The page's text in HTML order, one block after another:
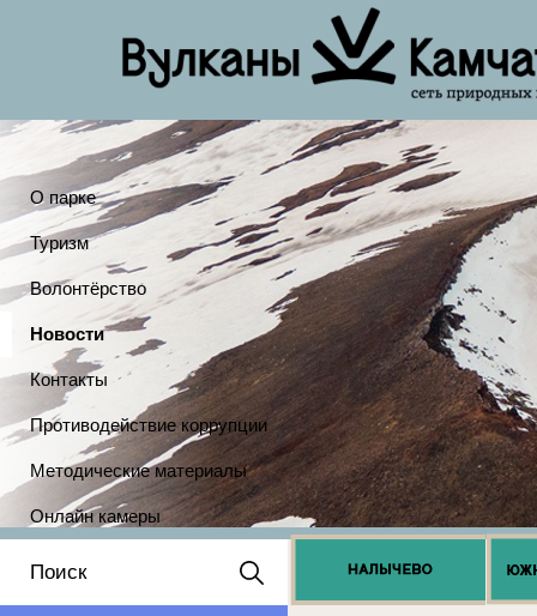
О парке
Туризм
Волонтёрство
Новости
Контакты
Противодействие коррупции
Методические материалы
Онлайн камеры
Положение о выдаче
разрешений 2025